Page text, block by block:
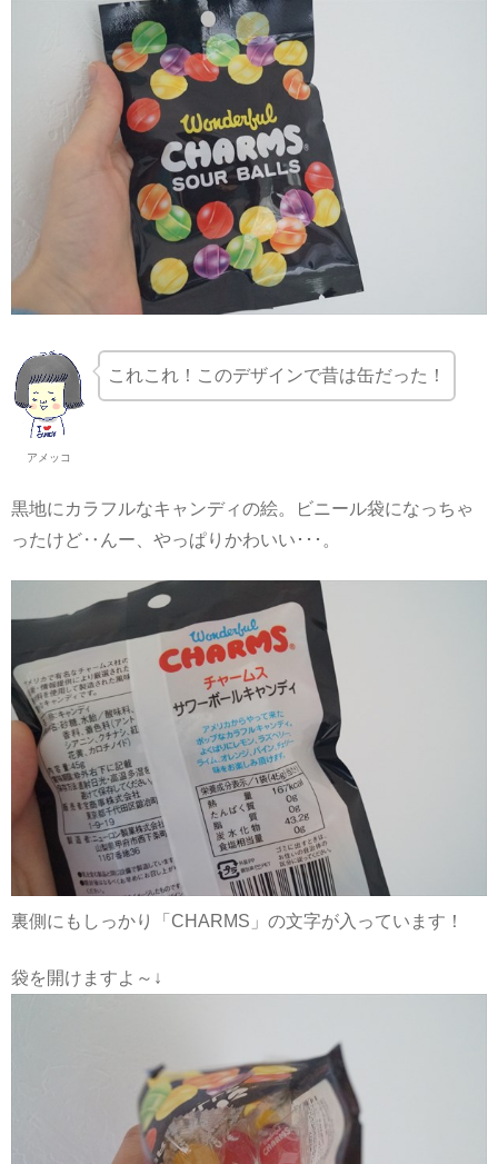
アメッコ
これこれ！このデザインで昔は缶だった！
黒地にカラフルなキャンディの絵。ビニール袋になっちゃ
ったけど‥んー、やっぱりかわいい･･･。
裏側にもしっかり「CHARMS」の文字が入っています！
袋を開けますよ～↓